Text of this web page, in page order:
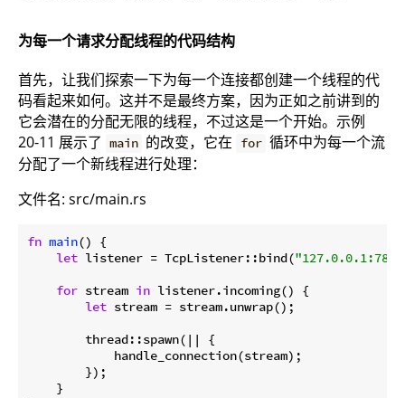
为每一个请求分配线程的代码结构
首先，让我们探索一下为每一个连接都创建一个线程的代
码看起来如何。这并不是最终方案，因为正如之前讲到的
它会潜在的分配无限的线程，不过这是一个开始。示例
20-11 展示了 main 的改变，它在 for 循环中为每一个流
分配了一个新线程进行处理：
文件名: src/main.rs
fn main() {
let listener = TcpListener::bind(
for stream in listener.incoming() {
let stream = stream.unwrap();
        thread::spawn(|| {
            handle_connection(stream);
        });
    }